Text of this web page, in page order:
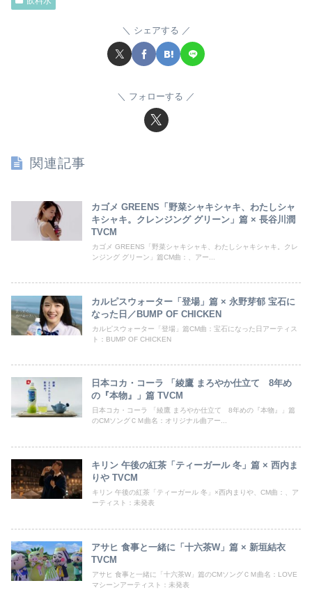
シェアする
フォローする
関連記事
カゴメ GREENS「野菜シャキシャキ、わたしシャ
キシャキ。クレンジング グリーン」篇 × 長谷川潤
TVCM
カゴメ GREENS「野菜シャキシャキ、わたしシャキシャキ。クレ
ンジング グリーン」篇CM曲：、アー...
カルピスウォーター「登場」篇 × 永野芽郁 宝石に
なった日／BUMP OF CHICKEN
カルピスウォーター「登場」篇CM曲：宝石になった日アーティス
ト：BUMP OF CHICKEN
日本コカ・コーラ 「綾鷹 まろやか仕立て 8年め
の『本物』」篇 TVCM
日本コカ・コーラ 「綾鷹 まろやか仕立て 8年めの『本物』」篇
のCMソングＣＭ曲名：オリジナル曲アー...
キリン 午後の紅茶「ティーガール 冬」篇 × 西内ま
りや TVCM
キリン 午後の紅茶「ティーガール 冬」×西内まりや、CM曲：、ア
ーティスト：未発表
アサヒ 食事と一緒に「十六茶W」篇 × 新垣結衣
TVCM
アサヒ 食事と一緒に「十六茶W」篇のCMソングＣＭ曲名：LOVE
マシーンアーティスト：未発表